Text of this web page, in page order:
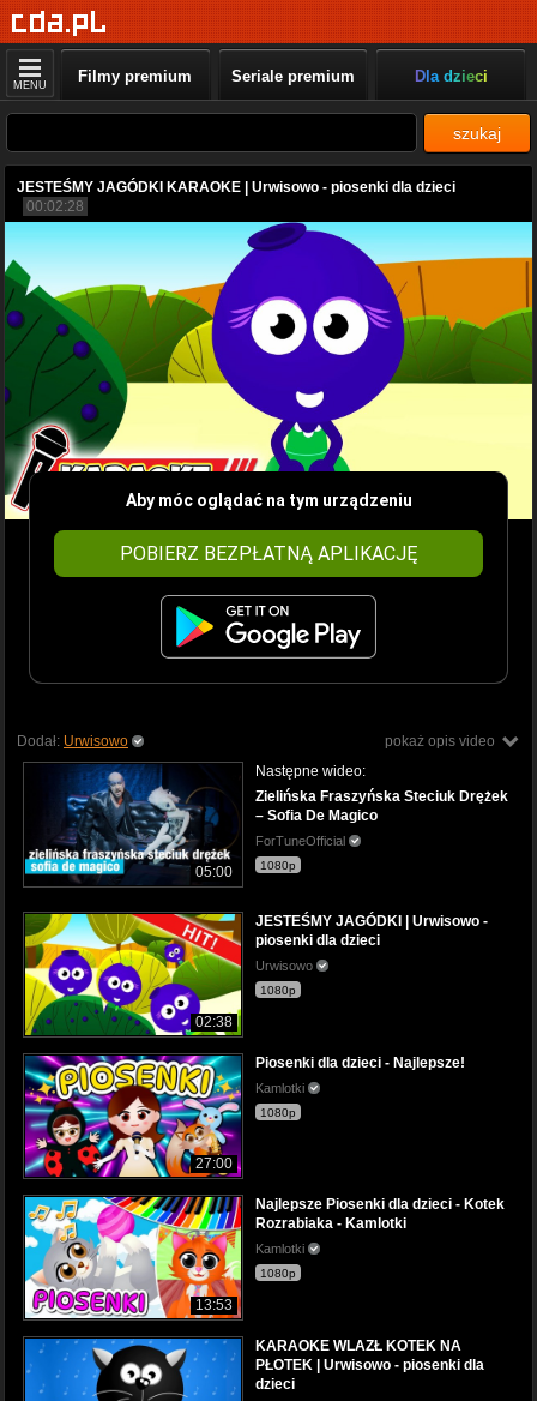
MENU Filmy premium Seriale premium Dla dzieci
szukaj
JESTEŚMY JAGÓDKI KARAOKE | Urwisowo - piosenki dla dzieci
00:02:28
Aby móc oglądać na tym urządzeniu
POBIERZ BEZPŁATNĄ APLIKACJĘ
pokaż opis video
Dodał: Urwisowo
05:00
Następne wideo:
Zielińska Fraszyńska Steciuk Drężek
– Sofia De Magico
ForTuneOfficial
1080p
02:38
JESTEŚMY JAGÓDKI | Urwisowo -
piosenki dla dzieci
Urwisowo
1080p
27:00
Piosenki dla dzieci - Najlepsze!
Kamlotki
1080p
13:53
Najlepsze Piosenki dla dzieci - Kotek
Rozrabiaka - Kamlotki
Kamlotki
1080p
KARAOKE WLAZŁ KOTEK NA
PŁOTEK | Urwisowo - piosenki dla
dzieci